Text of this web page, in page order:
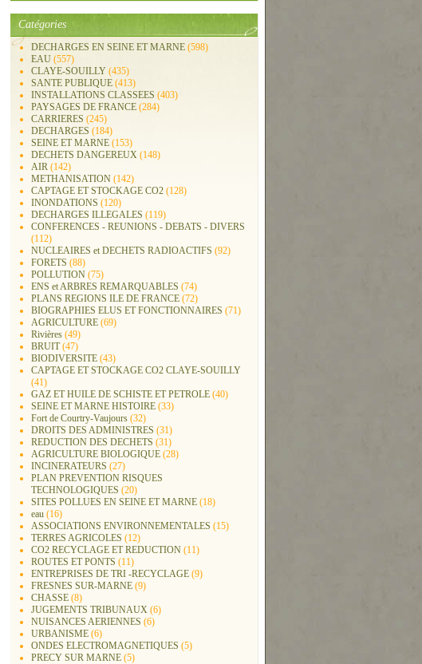
Catégories
DECHARGES EN SEINE ET MARNE (598)
EAU (557)
CLAYE-SOUILLY (435)
SANTE PUBLIQUE (413)
INSTALLATIONS CLASSEES (403)
PAYSAGES DE FRANCE (284)
CARRIERES (245)
DECHARGES (184)
SEINE ET MARNE (153)
DECHETS DANGEREUX (148)
AIR (142)
METHANISATION (142)
CAPTAGE ET STOCKAGE CO2 (128)
INONDATIONS (120)
DECHARGES ILLEGALES (119)
CONFERENCES - REUNIONS - DEBATS - DIVERS
(112)
NUCLEAIRES et DECHETS RADIOACTIFS (92)
FORETS (88)
POLLUTION (75)
ENS et ARBRES REMARQUABLES (74)
PLANS REGIONS ILE DE FRANCE (72)
BIOGRAPHIES ELUS ET FONCTIONNAIRES (71)
AGRICULTURE (69)
Rivières (49)
BRUIT(47)
BIODIVERSITE (43)
CAPTAGE ET STOCKAGE CO2 CLAYE-SOUILLY
(41)
GAZ ET HUILE DE SCHISTE ET PETROLE (40)
SEINE ET MARNE HISTOIRE (33)
Fort de Courtry-Vaujours (32)
DROITS DES ADMINISTRES (31)
REDUCTION DES DECHETS (31)
AGRICULTURE BIOLOGIQUE (28)
INCINERATEURS (27)
PLAN PREVENTION RISQUES
TECHNOLOGIQUES (20)
SITES POLLUES EN SEINE ET MARNE (18)
eau (16)
ASSOCIATIONS ENVIRONNEMENTALES (15)
TERRES AGRICOLES (12)
CO2 RECYCLAGE ET REDUCTION (11)
ROUTES ET PONTS (11)
ENTREPRISES DE TRI -RECYCLAGE (9)
FRESNES SUR-MARNE (9)
CHASSE (8)
JUGEMENTS TRIBUNAUX (6)
NUISANCES AERIENNES (6)
URBANISME (6)
ONDES ELECTROMAGNETIQUES (5)
PRECY SUR MARNE (5)